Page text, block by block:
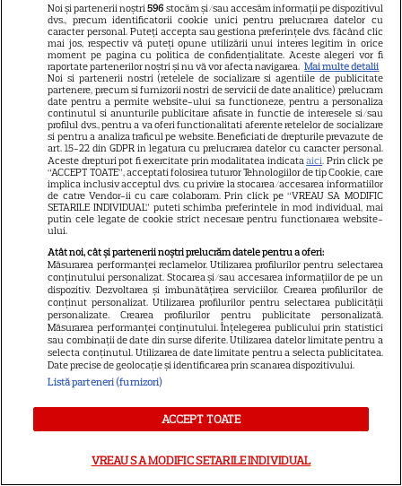
aflat chiar acum și nu ne mai
revenim din șoc! Ce i s-a
întâmplat este crunt
SERIALE
Noi și partenerii noștri596 stocăm și/sau accesăm informații pe dispozitivul
dvs., precum identificatorii cookie unici pentru prelucrarea datelor cu
caracter personal. Puteți accepta sau gestiona preferințele dvs. făcând clic
mai jos, respectiv vă puteți opune utilizării unui interes legitim în orice
moment pe pagina cu politica de confidențialitate. Aceste alegeri vor fi
raportate partenerilor noștri și nu vă vor afecta navigarea. Mai multe detalii
Noi si partenerii nostri (retelele de socializare si agentiile de publicitate
partenere, precum si furnizorii nostri de servicii de date analitice) prelucram
date pentru a permite website-ului sa functioneze, pentru a personaliza
continutul si anunturile publicitare afisate in functie de interesele si/sau
profilul dvs., pentru a va oferi functionalitati aferente retelelor de socializare
si pentru a analiza traficul pe website. Beneficiati de drepturile prevazute de
art. 15-22 din GDPR in legatura cu prelucrarea datelor cu caracter personal.
Aceste drepturi pot fi exercitate prin modalitatea indicataaici. Prin click pe
“ACCEPT TOATE”, acceptati folosirea tuturor Tehnologiilor de tip Cookie, care
implica inclusiv acceptul dvs. cu privire la stocarea/accesarea informatiilor
de catre Vendor-ii cu care colaboram. Prin click pe “VREAU SA MODIFIC
SETARILE INDIVIDUAL” puteti schimba preferintele in mod individual, mai
putin cele legate de cookie strict necesare pentru functionarea website-
ului.
Atât noi, cât și partenerii noștri prelucrăm datele pentru a oferi:
Măsurarea performanței reclamelor. Utilizarea profilurilor pentru selectarea
conținutului personalizat. Stocarea și/sau accesarea informațiilor de pe un
dispozitiv. Dezvoltarea și îmbunătățirea serviciilor. Crearea profilurilor de
conținut personalizat. Utilizarea profilurilor pentru selectarea publicității
personalizate. Crearea profilurilor pentru publicitate personalizată.
Măsurarea performanței conținutului. Înțelegerea publicului prin statistici
sau combinații de date din surse diferite. Utilizarea datelor limitate pentru a
selecta conținutul. Utilizarea de date limitate pentru a selecta publicitatea.
Date precise de geolocație și identificarea prin scanarea dispozitivului.
Listă parteneri (furnizori)
ACCEPT TOATE
VREAU SA MODIFIC SETARILE INDIVIDUAL